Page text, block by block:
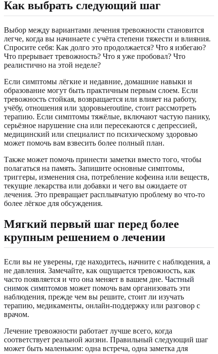
Как выбрать следующий шаг
Выбор между вариантами лечения тревожности становится
легче, когда вы начинаете с учёта степени тяжести и влияния.
Спросите себя: Как долго это продолжается? Что я избегаю?
Что прерывает тревожность? Что я уже пробовал? Что
реалистично на этой неделе?
Если симптомы лёгкие и недавние, домашние навыки и
образование могут быть практичным первым слоем. Если
тревожность стойкая, возвращается или влияет на работу,
учёбу, отношения или здоровыеroutine, стоит рассмотреть
терапию. Если симптомы тяжёлые, включают частую панику,
серьёзное нарушение сна или пересекаются с депрессией,
медицинский или специалист по психическому здоровью
может помочь вам взвесить более полный план.
Также может помочь принести заметки вместо того, чтобы
полагаться на память. Запишите основные симптомы,
триггеры, изменения сна, потребление кофеина или веществ,
текущие лекарства или добавки и чего вы ожидаете от
лечения. Это превращает расплывчатую проблему во что-то
более лёгкое для обсуждения.
Мягкий первый шаг перед более
крупным решением о лечении
Если вы не уверены, где находитесь, начните с наблюдения, а
не давления. Замечайте, как ощущается тревожность, как
часто появляется и что она меняет в вашем дне. Частный
снимок симптомов может помочь вам организовать эти
наблюдения, прежде чем вы решите, стоит ли изучать
терапию, медикаменты, онлайн-поддержку или разговор с
врачом.
Лечение тревожности работает лучше всего, когда
соответствует реальной жизни. Правильный следующий шаг
может быть маленьким: одна встреча, одна заметка для